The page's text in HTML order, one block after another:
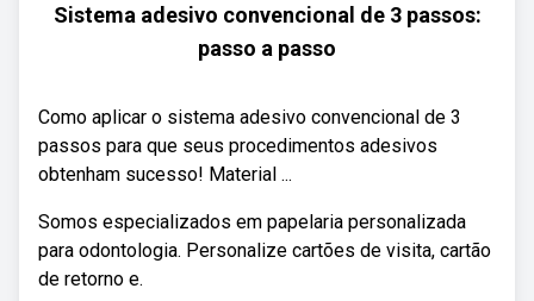
Sistema adesivo convencional de 3 passos:
passo a passo
Como aplicar o sistema adesivo convencional de 3
passos para que seus procedimentos adesivos
obtenham sucesso! Material ...
Somos especializados em papelaria personalizada
para odontologia. Personalize cartões de visita, cartão
de retorno e.